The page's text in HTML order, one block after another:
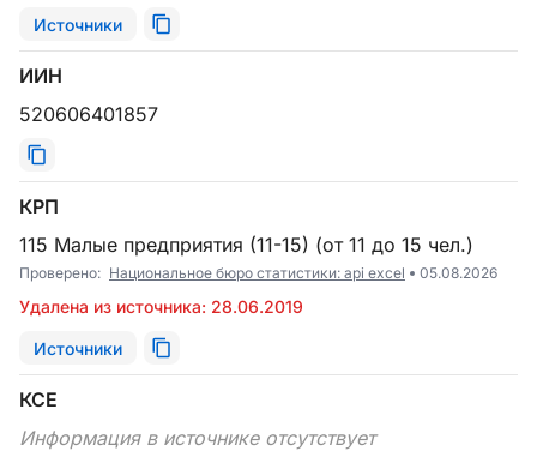
Источники
ИИН
520606401857
КРП
115 Малые предприятия (11-15) (от 11 до 15 чел.)
Проверено: Национальное бюро статистики: api excel 05.08.2026
Удалена из источника: 28.06.2019
Источники
КСЕ
Информация в источнике отсутствует